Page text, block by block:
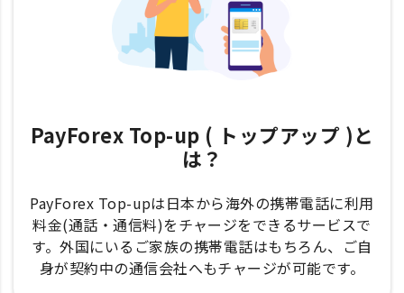
PayForex Top-up ( トップアップ )と
は？
PayForex Top-upは日本から海外の携帯電話に利用
料金(通話・通信料)をチャージをできるサービスで
す。外国にいるご家族の携帯電話はもちろん、ご自
身が契約中の通信会社へもチャージが可能です。